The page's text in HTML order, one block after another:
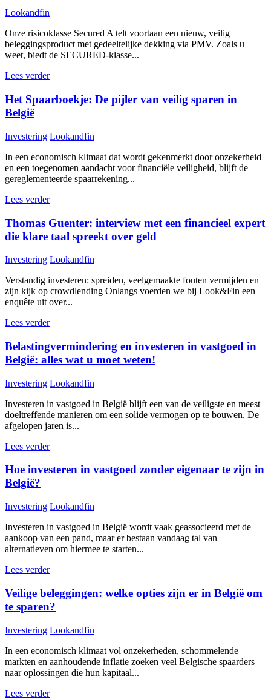
Lookandfin
Onze risicoklasse Secured A telt voortaan een nieuw, veilig
beleggingsproduct met gedeeltelijke dekking via PMV. Zoals u
weet, biedt de SECURED-klasse...
Lees verder
Het Spaarboekje: De pijler van veilig sparen in
België
Investering Lookandfin
In een economisch klimaat dat wordt gekenmerkt door onzekerheid
en een toegenomen aandacht voor financiële veiligheid, blijft de
gereglementeerde spaarrekening...
Lees verder
Thomas Guenter: interview met een financieel expert
die klare taal spreekt over geld
Investering Lookandfin
Verstandig investeren: spreiden, veelgemaakte fouten vermijden en
zijn kijk op crowdlending Onlangs voerden we bij Look&Fin een
enquête uit over...
Lees verder
Belastingvermindering en investeren in vastgoed in
België: alles wat u moet weten!
Investering Lookandfin
Investeren in vastgoed in België blijft een van de veiligste en meest
doeltreffende manieren om een solide vermogen op te bouwen. De
afgelopen jaren is...
Lees verder
Hoe investeren in vastgoed zonder eigenaar te zijn in
België?
Investering Lookandfin
Investeren in vastgoed in België wordt vaak geassocieerd met de
aankoop van een pand, maar er bestaan vandaag tal van
alternatieven om hiermee te starten...
Lees verder
Veilige beleggingen: welke opties zijn er in België om
te sparen?
Investering Lookandfin
In een economisch klimaat vol onzekerheden, schommelende
markten en aanhoudende inflatie zoeken veel Belgische spaarders
naar oplossingen die hun kapitaal...
Lees verder